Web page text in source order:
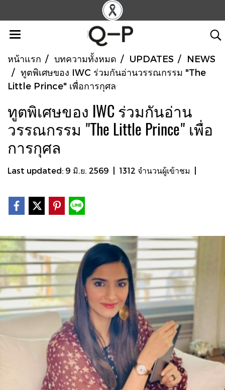
หน้าแรก บทความทั้งหมด UPDATES
NEWS
ทูตพิเศษของ IWC ร่วมกันอ่านวรรณกรรม "The
Little Prince" เพื่อการกุศล
ทูตพิเศษของ IWC ร่วมกันอ่าน
วรรณกรรม "The Little Prince" เพื่อ
การกุศล
Last updated: 9 มิ.ย. 2569 1312 จำนวนผู้เข้าชม